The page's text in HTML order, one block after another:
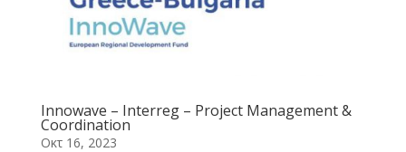
Innowave – Interreg – Project Management &
Coordination
Οκτ 16, 2023